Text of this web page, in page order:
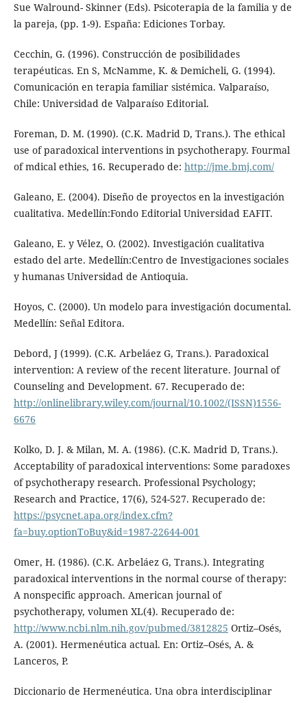
Sue Walround- Skinner (Eds). Psicoterapia de la familia y de
la pareja, (pp. 1-9). España: Ediciones Torbay.
Cecchin, G. (1996). Construcción de posibilidades
terapéuticas. En S, McNamme, K. & Demicheli, G. (1994).
Comunicación en terapia familiar sistémica. Valparaíso,
Chile: Universidad de Valparaíso Editorial.
Foreman, D. M. (1990). (C.K. Madrid D, Trans.). The ethical
use of paradoxical interventions in psychotherapy. Fourmal
of mdical ethies, 16. Recuperado de: http://jme.bmj.com/
Galeano, E. (2004). Diseño de proyectos en la investigación
cualitativa. Medellín:Fondo Editorial Universidad EAFIT.
Galeano, E. y Vélez, O. (2002). Investigación cualitativa
estado del arte. Medellín:Centro de Investigaciones sociales
y humanas Universidad de Antioquia.
Hoyos, C. (2000). Un modelo para investigación documental.
Medellín: Señal Editora.
Debord, J (1999). (C.K. Arbeláez G, Trans.). Paradoxical
intervention: A review of the recent literature. Journal of
Counseling and Development. 67. Recuperado de:
http://onlinelibrary.wiley.com/journal/10.1002/(ISSN)1556-
6676
Kolko, D. J. & Milan, M. A. (1986). (C.K. Madrid D, Trans.).
Acceptability of paradoxical interventions: Some paradoxes
of psychotherapy research. Professional Psychology;
Research and Practice, 17(6), 524-527. Recuperado de:
https://psycnet.apa.org/index.cfm?
fa=buy.optionToBuy&id=1987-22644-001
Omer, H. (1986). (C.K. Arbeláez G, Trans.). Integrating
paradoxical interventions in the normal course of therapy:
A nonspecific approach. American journal of
psychotherapy, volumen XL(4). Recuperado de:
http://www.ncbi.nlm.nih.gov/pubmed/3812825 Ortiz–Osés,
A. (2001). Hermenéutica actual. En: Ortiz–Osés, A. &
Lanceros, P.
Diccionario de Hermenéutica. Una obra interdisciplinar